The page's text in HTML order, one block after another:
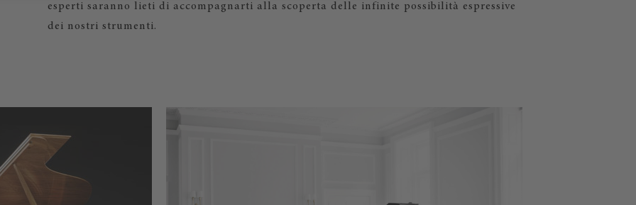
esperti saranno lieti di accompagnarti alla scoperta delle infinite possibilità espressive
dei nostri strumenti.